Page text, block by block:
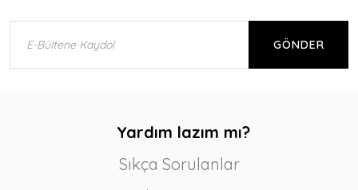
GÖNDER
Yardım lazım mı?
Sıkça Sorulanlar